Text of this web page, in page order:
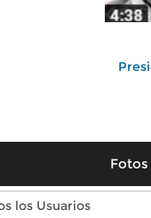
Fotos antiguas